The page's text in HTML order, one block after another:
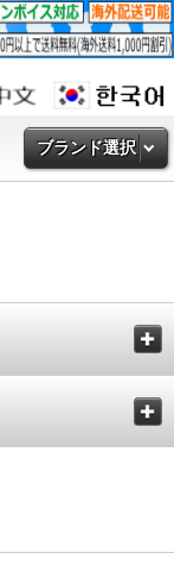
ブランド選択